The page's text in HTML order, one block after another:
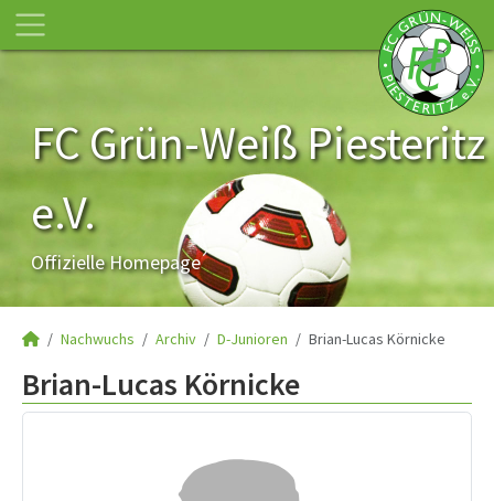
FC Grün-Weiß Piesteritz
e.V.
Offizielle Homepage
Nachwuchs Archiv D-Junioren Brian-Lucas Körnicke
Brian-Lucas Körnicke